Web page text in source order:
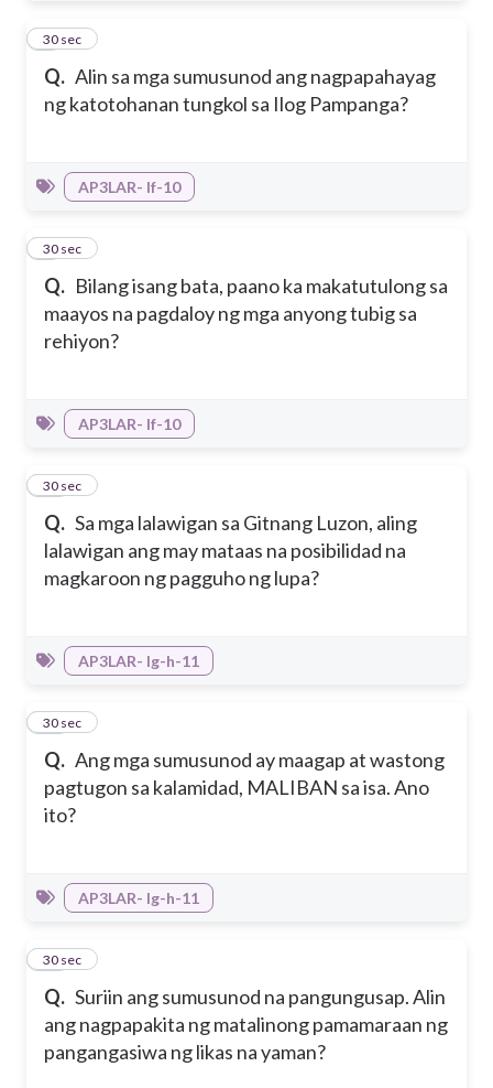
Q. Alin sa mga sumusunod ang nagpapahayag
ng katotohanan tungkol sa Ilog Pampanga?
8
30 sec
AP3LAR- If-10
Q. Bilang isang bata, paano ka makatutulong sa
maayos na pagdaloy ng mga anyong tubig sa
rehiyon?
9
30 sec
AP3LAR- If-10
Q. Sa mga lalawigan sa Gitnang Luzon, aling
lalawigan ang may mataas na posibilidad na
magkaroon ng pagguho ng lupa?
10
30 sec
AP3LAR- Ig-h-11
Q. Ang mga sumusunod ay maagap at wastong
pagtugon sa kalamidad, MALIBAN sa isa. Ano
ito?
11
30 sec
AP3LAR- Ig-h-11
Q. Suriin ang sumusunod na pangungusap. Alin
ang nagpapakita ng matalinong pamamaraan ng
pangangasiwa ng likas na yaman?
12
30 sec